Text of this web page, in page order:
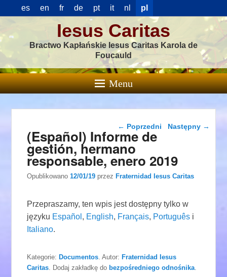
es en fr de pt it nl pl
Iesus Caritas
Bractwo Kapłańskie Iesus Caritas Karola de
Foucauld
Menu
Nawigacja wpisu
← Poprzedni Następny →
(Español) Informe de
gestión, hermano
responsable, enero 2019
Opublikowano12/01/19 przezFraternidad Iesus Caritas
Przepraszamy, ten wpis jest dostępny tylko w
języku Español , English, Français, Português i
Italiano.
Kategorie:Documentos . Autor:Fraternidad Iesus
Caritas . Dodaj zakładkę do bezpośredniego odnośnika